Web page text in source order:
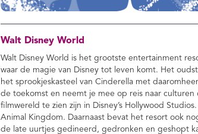
Walt Disney World
Walt Disney World is het grootste entertainment
waar de magie van Disney tot leven komt. Het
het sprookjeskasteel van Cinderella met
de toekomst en neemt je mee op reis naar
filmwereld te zien zijn in Disney’s Hollywood
Animal Kingdom. Daarnaast bevat het resort ook
de late uurtjes gedineerd, gedronken en geshopt